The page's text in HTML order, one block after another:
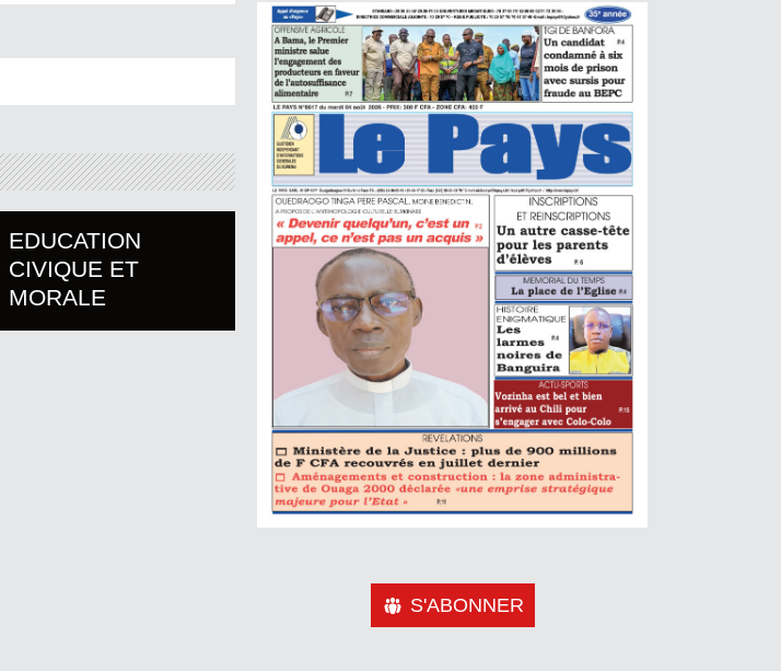
EDUCATION
CIVIQUE ET
MORALE
S'ABONNER